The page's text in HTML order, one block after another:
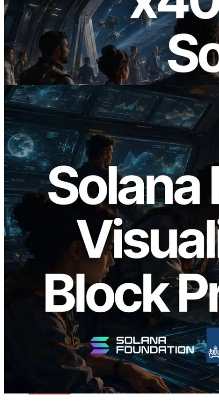
2026.07.04
ERPC 發布支援 x402 支付的 Solana RPC
— AI Agent 按需為 API 付款的時代開啟
閱讀本文
2026.05.24
Validators Solutions 釋出 Solana Block
Analyzer — 以 slot 為單位視覺化區塊生
成時間與負責驗證者